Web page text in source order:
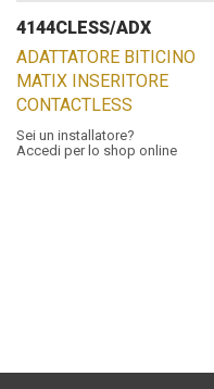
4144CLESS/ADX
ADATTATORE BITICINO
MATIX INSERITORE
CONTACTLESS
Sei un installatore?
Accedi per lo shop online